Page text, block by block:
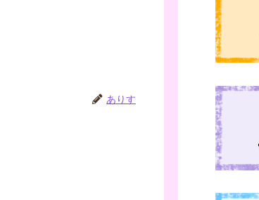
ありす